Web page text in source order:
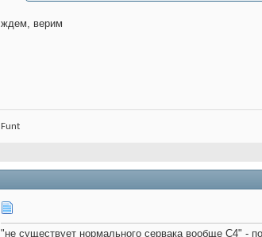
ждем, верим
Funt
"не существует нормального сервака вообще С4" -